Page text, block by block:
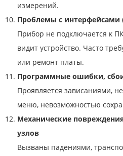
измерений.
Проблемы с интерфейсами
Прибор не подключается к
видит устройство. Часто
или ремонт платы.
Программные ошибки,
Проявляется зависаниями,
меню, невозможностью
Механические
узлов
Вызваны падениями,